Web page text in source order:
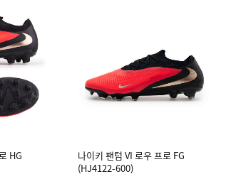
HG
나이키 팬텀 VI 로우 프로 FG
(HJ4122-600)